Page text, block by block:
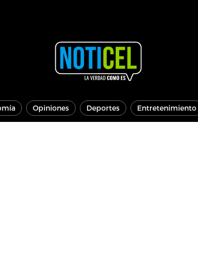
Opiniones Deportes Entretenimiento